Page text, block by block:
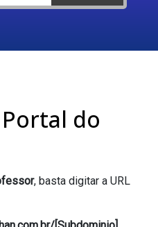
do
, basta digitar a URL